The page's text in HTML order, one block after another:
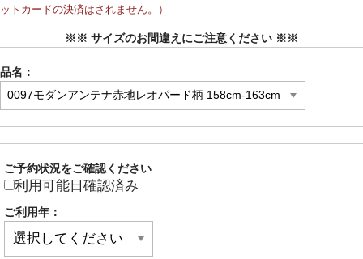
ットカードの決済はされません。）
※※ サイズのお間違えにご注意ください ※※
品名：
ご予約状況をご確認ください
利用可能日確認済み
ご利用年：